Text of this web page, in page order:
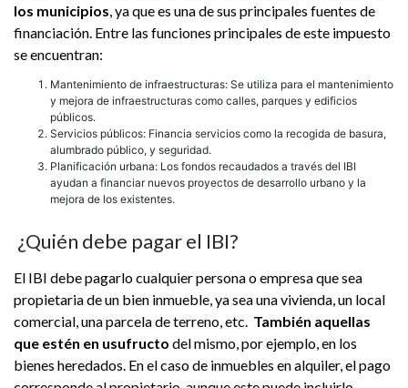
los municipios, ya que es una de sus principales fuentes de
financiación. Entre las funciones principales de este impuesto
se encuentran:
Mantenimiento de infraestructuras: Se utiliza para el mantenimiento
y mejora de infraestructuras como calles, parques y edificios
públicos.
Servicios públicos: Financia servicios como la recogida de basura,
alumbrado público, y seguridad.
Planificación urbana: Los fondos recaudados a través del IBI
ayudan a financiar nuevos proyectos de desarrollo urbano y la
mejora de los existentes.
¿Quién debe pagar el IBI?
El IBI debe pagarlo cualquier persona o empresa que sea
propietaria de un bien inmueble, ya sea una vivienda, un local
comercial, una parcela de terreno, etc. También aquellas
que estén en usufructo del mismo, por ejemplo, en los
bienes heredados. En el caso de inmuebles en alquiler, el pago